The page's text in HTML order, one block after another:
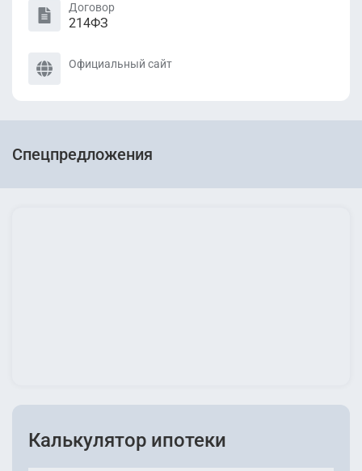
Договор
214ФЗ
Официальный сайт
Спецпредложения
Калькулятор ипотеки